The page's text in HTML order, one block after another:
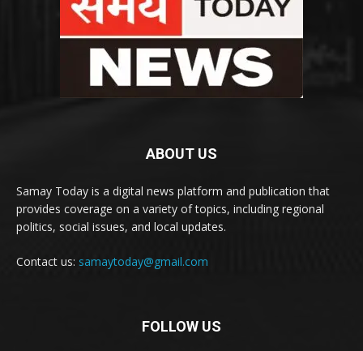
ABOUT US
Samay Today is a digital news platform and publication that
provides coverage on a variety of topics, including regional
politics, social issues, and local updates.
Contact us: samaytoday@gmail.com
FOLLOW US